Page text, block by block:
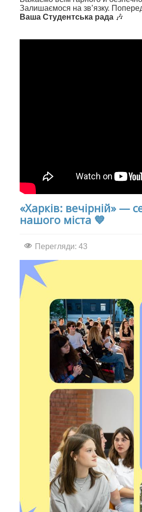
Залишаємося на зв’язку.
Ваша Студентська рада 🎶
«Харків: вечірній» —
нашого міста 💙
Перегляди: 43